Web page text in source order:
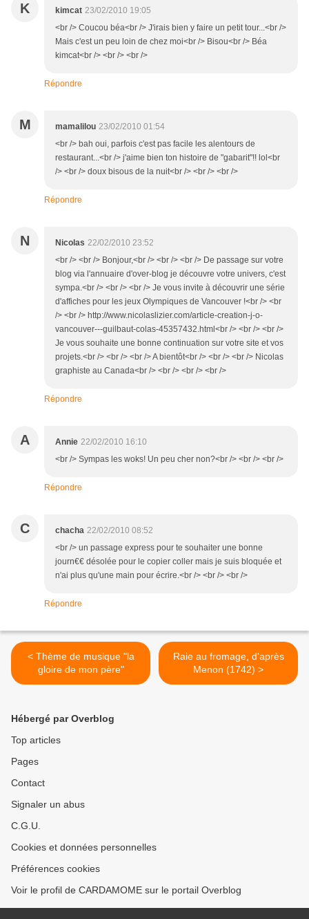
K kimcat 23/02/2010 19:05
<br /> Coucou béa<br /> J'irais bien y faire un petit tour...<br />
Mais c'est un peu loin de chez moi<br /> Bisou<br /> Béa
kimcat<br /> <br /> <br />
Répondre
M mamalilou 23/02/2010 01:54
<br /> bah oui, parfois c'est pas facile les alentours de
restaurant...<br /> j'aime bien ton histoire de "gabarit"!! lol<br
/> <br /> doux bisous de la nuit<br /> <br /> <br />
Répondre
N Nicolas 22/02/2010 23:52
<br /> <br /> Bonjour,<br /> <br /> <br /> De passage sur votre
blog via l'annuaire d'over-blog je découvre votre univers, c'est
sympa.<br /> <br /> <br /> Je vous invite à découvrir une série
d'affiches pour les jeux Olympiques de Vancouver !<br /> <br
/> <br /> http://www.nicolaslizier.com/article-creation-j-o-
vancouver---guilbaut-colas-45357432.html<br /> <br /> <br />
Je vous souhaite une bonne continuation sur votre site et vos
projets.<br /> <br /> <br /> A bientôt<br /> <br /> <br /> Nicolas
graphiste au Canada<br /> <br /> <br /> <br />
Répondre
A Annie 22/02/2010 16:10
<br /> Sympas les woks! Un peu cher non?<br /> <br /> <br />
Répondre
C chacha 22/02/2010 08:52
<br /> un passage express pour te souhaiter une bonne
journ€€ désolée pour le copier coller mais je suis bloquée et
n'ai plus qu'une main pour écrire.<br /> <br /> <br />
Répondre
< Thème de musique "la
gloire de mon père"
Raie au fromage, d'après
Menon (1742) >
Hébergé par Overblog
Top articles
Pages
Contact
Signaler un abus
C.G.U.
Cookies et données personnelles
Préférences cookies
Voir le profil de CARDAMOME sur le portail Overblog